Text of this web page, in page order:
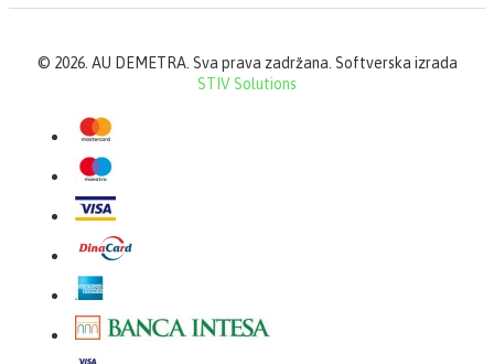
© 2026. AU DEMETRA. Sva prava zadržana. Softverska izrada
STIV Solutions